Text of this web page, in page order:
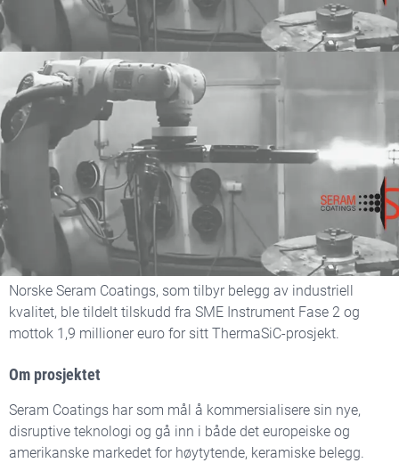
NO Website Kundehistorier Seram Coatings
Ny disruptiv teknologi fra
Seram Coatings
Norske Seram Coatings, som tilbyr belegg av industriell
kvalitet, ble tildelt tilskudd fra SME Instrument Fase 2 og
mottok 1,9 millioner euro for sitt ThermaSiC-prosjekt.
Om prosjektet
Seram Coatings har som mål å kommersialisere sin nye,
disruptive teknologi og gå inn i både det europeiske og
amerikanske markedet for høytytende, keramiske belegg.